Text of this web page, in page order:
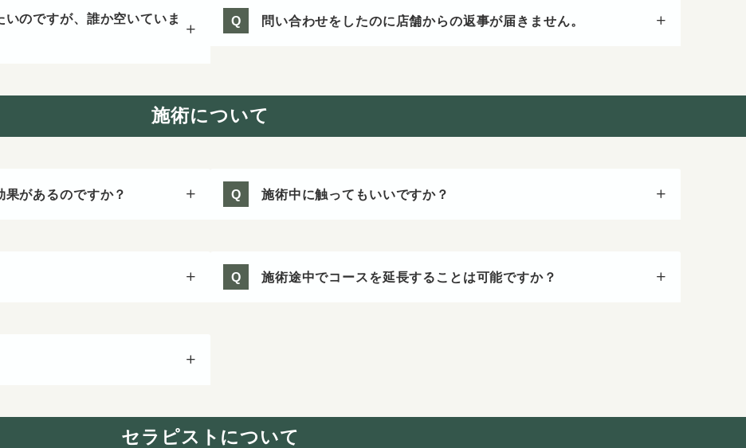
のですが、誰か空いていま
Q 問い合わせをしたのに店舗からの返事が届きません。
施術について
があるのですか？ Q 施術中に触ってもいいですか？
Q 施術途中でコースを延長することは可能ですか？
セラピストについて